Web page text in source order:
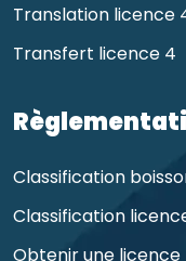
Translation licence
Transfert licence 4
Classification
Classification
Obtenir une licence